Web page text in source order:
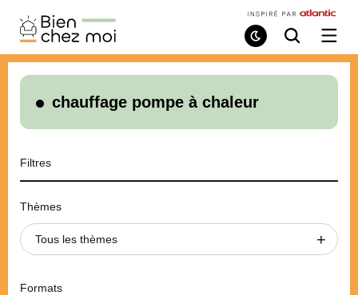
Bien
Chez
Moi
Mode
de
Recherche
/
le
chauffage pompe à chaleur
Filtres
Thèmes
Tous les thèmes
Formats